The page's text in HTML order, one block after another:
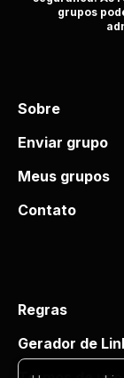
grupos
Sobre
Enviar grupo
Meus grupos
Contato
Regras
Gerador de